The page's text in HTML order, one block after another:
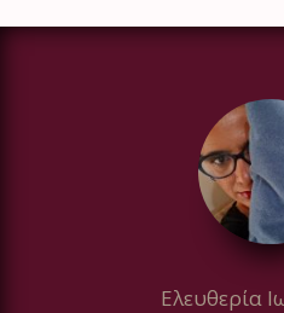
Ελευθερία